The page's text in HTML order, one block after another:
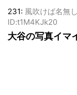
231: 風吹けば名無し
ID:t1M4KJk20
大谷の写真イマ